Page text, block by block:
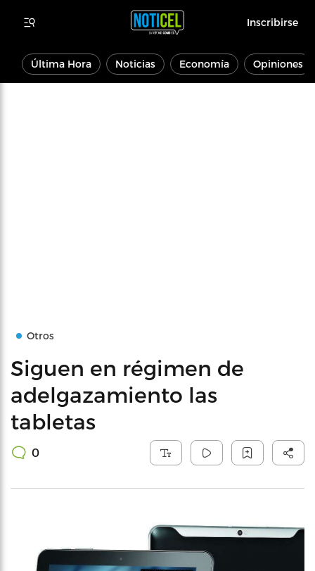
Inscribirse
Última Hora Noticias Economía Opiniones
Otros
Siguen en régimen de
adelgazamiento las
tabletas
0